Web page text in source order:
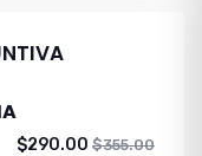
$290.00 $355.00